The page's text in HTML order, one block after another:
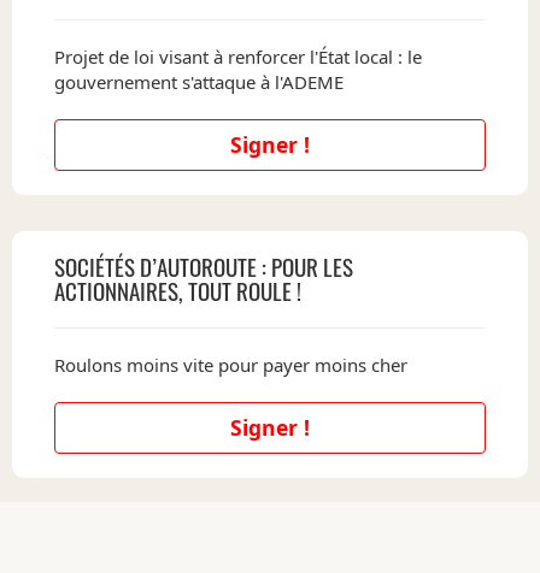
Projet de loi visant à renforcer l'État local : le
gouvernement s'attaque à l'ADEME
Signer !
SOCIÉTÉS D’AUTOROUTE : POUR LES
ACTIONNAIRES, TOUT ROULE !
Roulons moins vite pour payer moins cher
Signer !